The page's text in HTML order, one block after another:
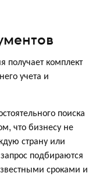
получает комплект
учета и
поиска
что бизнесу не
страну или
подбираются
сроками и